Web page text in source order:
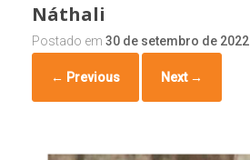
Náthali
Postado em 30 de setembro de 2022
← Previous Next →